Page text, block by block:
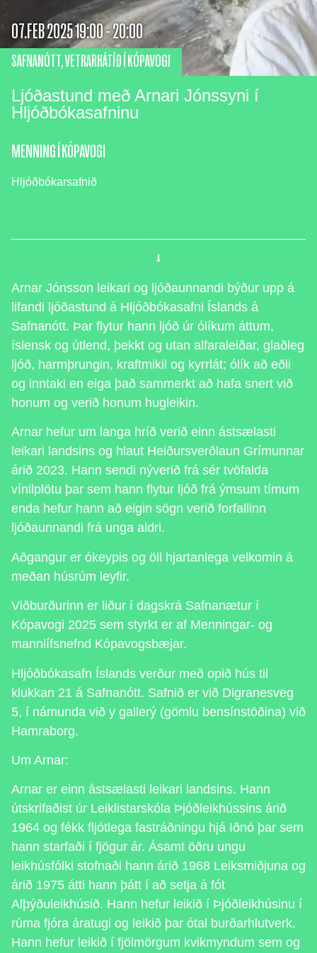
07.FEB 2025 19:00 - 20:00
Ljóðastund með Arnari Jónssyni í
Hljóðbókasafninu
SAFNANÓTT,VETRARHÁTÍÐ Í KÓPAVOGI
MENNING Í KÓPAVOGI
Hljóðbókarsafnið
Arnar Jónsson leikari og ljóðaunnandi býður upp á
lifandi ljóðastund á Hljóðbókasafni Íslands á
Safnanótt. Þar flytur hann ljóð úr ólíkum áttum,
íslensk og útlend, þekkt og utan alfaraleiðar, glaðleg
ljóð, harmþrungin, kraftmikil og kyrrlát; ólík að eðli
og inntaki en eiga það sammerkt að hafa snert við
honum og verið honum hugleikin.
Arnar hefur um langa hríð verið einn ástsælasti
leikari landsins og hlaut Heiðursverðlaun Grímunnar
árið 2023. Hann sendi nýverið frá sér tvöfalda
vínilplötu þar sem hann flytur ljóð frá ýmsum tímum
enda hefur hann að eigin sögn verið forfallinn
ljóðaunnandi frá unga aldri.
Aðgangur er ókeypis og öll hjartanlega velkomin á
meðan húsrúm leyfir.
Viðburðurinn er liður í dagskrá Safnanætur í
Kópavogi 2025 sem styrkt er af Menningar- og
mannlífsnefnd Kópavogsbæjar.
Hljóðbókasafn Íslands verður með opið hús til
klukkan 21 á Safnanótt. Safnið er við Digranesveg
5, í námunda við y gallerý (gömlu bensínstöðina) við
Hamraborg.
Um Arnar:
Arnar er einn ástsælasti leikari landsins. Hann
útskrifaðist úr Leiklistarskóla Þjóðleikhússins árið
1964 og fékk fljótlega fastráðningu hjá Iðnó þar sem
hann starfaði í fjögur ár. Ásamt öðru ungu
leikhúsfólki stofnaði hann árið 1968 Leiksmiðjuna og
árið 1975 átti hann þátt í að setja á fót
Alþýðuleikhúsið. Hann hefur leikið í Þjóðleikhúsinu í
rúma fjóra áratugi og leikið þar ótal burðarhlutverk.
Hann hefur leikið í fjölmörgum kvikmyndum sem og